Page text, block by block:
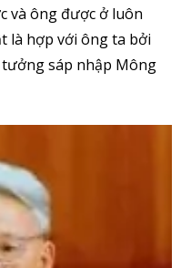
và ông được ở luôn
là hợp với ông ta bởi
sáp nhập Mông